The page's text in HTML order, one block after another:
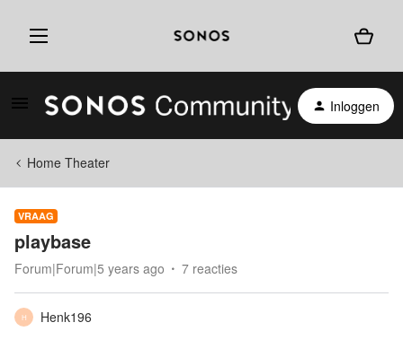
Inloggen
Home Theater
VRAAG
playbase
Forum|Forum|5 years ago 7 reacties
H
Henk196